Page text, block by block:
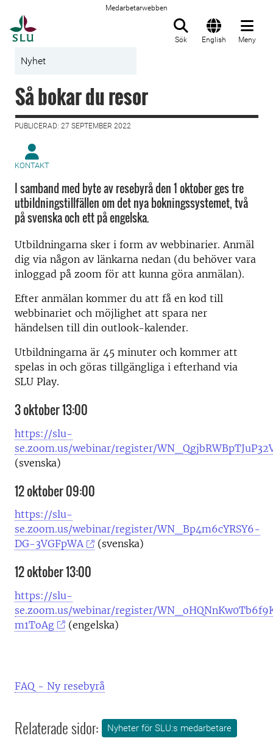
Medarbetarwebben
Sök English Meny
Nyhet
Så bokar du resor
PUBLICERAD: 27 SEPTEMBER 2022
KONTAKT
I samband med byte av resebyrå den 1 oktober ges tre
utbildningstillfällen om det nya bokningssystemet, två
på svenska och ett på engelska.
Utbildningarna sker i form av webbinarier. Anmäl
dig via någon av länkarna nedan (du behöver vara
inloggad på zoom för att kunna göra anmälan).
Efter anmälan kommer du att få en kod till
webbinariet och möjlighet att spara ner
händelsen till din outlook-kalender.
Utbildningarna är 45 minuter och kommer att
spelas in och göras tillgängliga i efterhand via
SLU Play.
3 oktober 13:00
https://slu-
se.zoom.us/webinar/register/
(svenska)
12 oktober 09:00
https://slu-
se.zoom.us/webinar/register/WN_Bp4m6cYRSY6-
DG-3VGFpWA
(svenska)
12 oktober 13:00
https://slu-
se.zoom.us/webinar/register/
m1ToAg
(engelska)
FAQ - Ny resebyrå
Relaterade sidor: Nyheter för SLU:s medarbetare